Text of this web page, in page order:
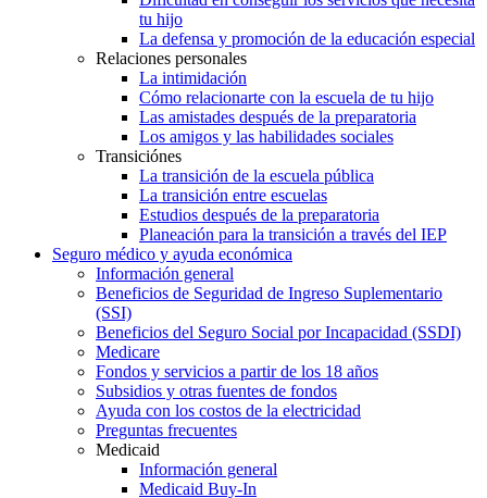
tu hijo
La defensa y promoción de la educación especial
Relaciones personales
La intimidación
Cómo relacionarte con la escuela de tu hijo
Las amistades después de la preparatoria
Los amigos y las habilidades sociales
Transiciónes
La transición de la escuela pública
La transición entre escuelas
Estudios después de la preparatoria
Planeación para la transición a través del IEP
Seguro médico y ayuda económica
Información general
Beneficios de Seguridad de Ingreso Suplementario
(SSI)
Beneficios del Seguro Social por Incapacidad (SSDI)
Medicare
Fondos y servicios a partir de los 18 años
Subsidios y otras fuentes de fondos
Ayuda con los costos de la electricidad
Preguntas frecuentes
Medicaid
Información general
Medicaid Buy-In